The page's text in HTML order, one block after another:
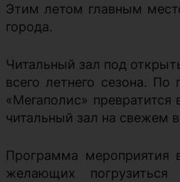
Этим летом главным
города.
Читальный зал под
всего летнего сезона.
«Мегаполис»
читальный зал на свежем
Программа мероприятия
желающих